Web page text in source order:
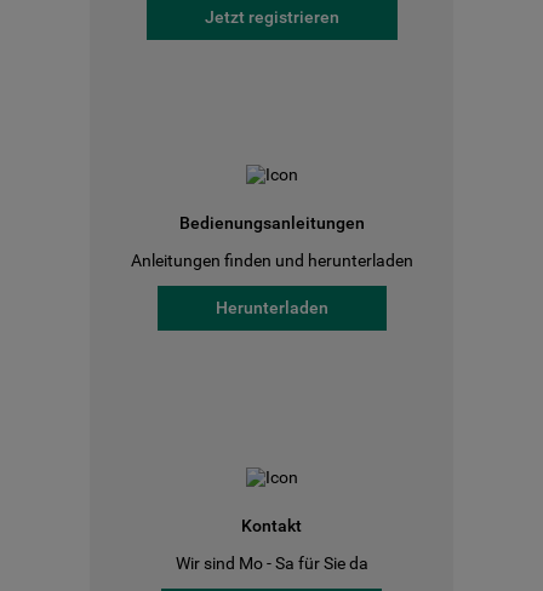
Jetzt registrieren
Bedienungsanleitungen
Anleitungen finden und herunterladen
Herunterladen
Kontakt
Wir sind Mo - Sa für Sie da